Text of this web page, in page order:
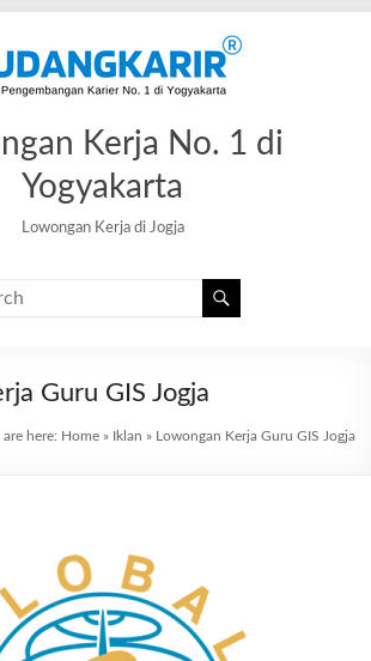
Kerja No. 1 di
Yogyakarta
Lowongan Kerja di Jogja
Guru GIS Jogja
are here: Home» Iklan » Lowongan Kerja Guru GIS Jogja